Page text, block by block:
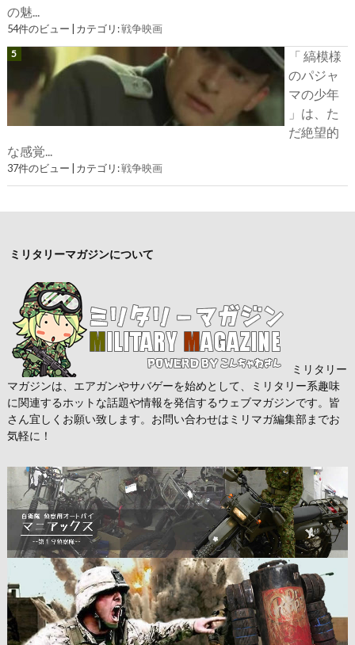
の魅...
54件のビュー | カテゴリ:戦争映画
「 縞模様
のパジャ
マの少年
」は、た
だ絶望的
な感覚...
37件のビュー | カテゴリ:戦争映画
ミリタリーマガジンについて
ミリタリー
マガジンは、エアガンやサバゲーを始めとして、ミリタリー系趣味
に関連するホットな話題や情報を発信するウェブマガジンです。皆
さん宜しくお願い致します。お問い合わせはミリマガ編集部までお
気軽に！